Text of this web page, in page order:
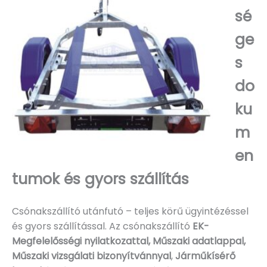
sé
ge
s
do
ku
m
en
tumok és gyors szállítás
Csónakszállító utánfutó – teljes körű ügyintézéssel
és gyors szállítással. Az csónakszállító EK-
Megfelelősségi nyilatkozattal, Műszaki adatlappal,
Műszaki vizsgálati bizonyítvánnyal,Járműkísérő